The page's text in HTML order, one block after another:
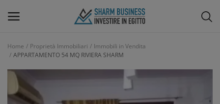
Menu Principale
Categorie
Home Proprietà Immobiliari
Immobili in Vendita
APPARTAMENTO 54 MQ RIVIERA SHARM